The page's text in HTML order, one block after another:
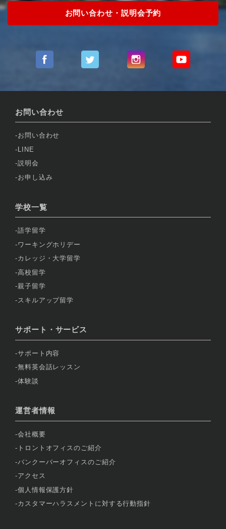
お問い合わせ・説明会予約
お問い合わせ
お問い合わせ
LINE
説明会
お申し込み
学校一覧
語学留学
ワーキングホリデー
カレッジ・大学留学
高校留学
親子留学
スキルアップ留学
サポート・サービス
サポート内容
無料英会話レッスン
体験談
運営者情報
会社概要
トロントオフィスのご紹介
バンクーバーオフィスのご紹介
アクセス
個人情報保護方針
カスタマーハラスメントに対する行動指針